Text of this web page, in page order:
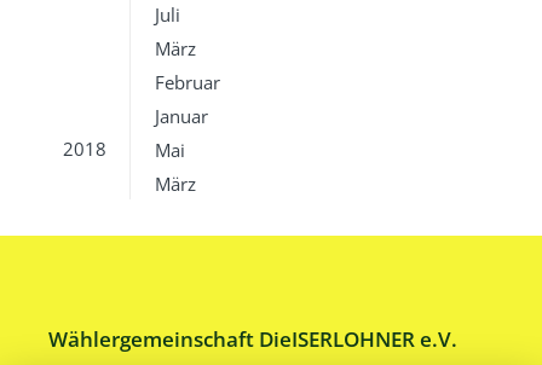
Juli
März
Februar
Januar
2018
Mai
März
Wählergemeinschaft DieISERLOHNER e.V.